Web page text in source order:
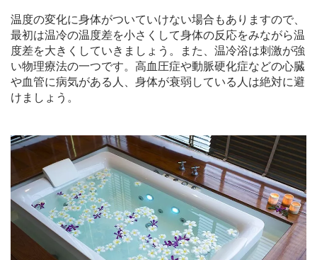
温度の変化に身体がついていけない場合もありますので、
最初は温冷の温度差を小さくして身体の反応をみながら温
度差を大きくしていきましょう。また、温冷浴は刺激が強
い物理療法の一つです。高血圧症や動脈硬化症などの心臓
や血管に病気がある人、身体が衰弱している人は絶対に避
けましょう。